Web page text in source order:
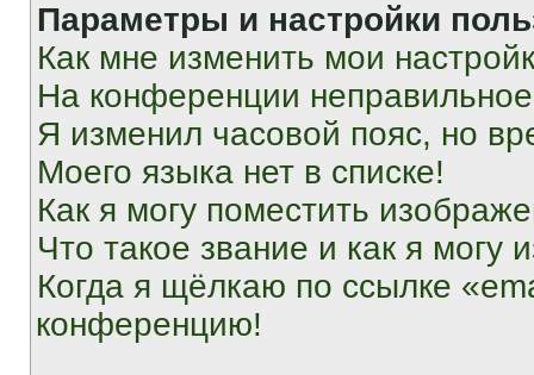
Параметры и настройки
Как мне изменить мои
На конференции
Я изменил часовой пояс, но
Моего языка нет в списке!
Как я могу поместить
Что такое звание и как я могу
Когда я щёлкаю по ссылке
конференцию!